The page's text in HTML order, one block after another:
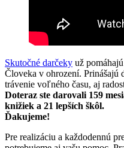
Skutočné darčeky už
Človeka v ohrození. Prinášajú
trávenie voľného času, aj
Doteraz ste darovali 159
knižiek a 21 lepších škôl.
Ďakujeme!
Pre realizáciu a každodennú